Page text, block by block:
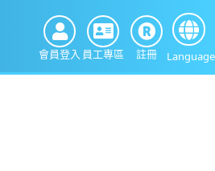
會員登入 員工專區 註冊 Language